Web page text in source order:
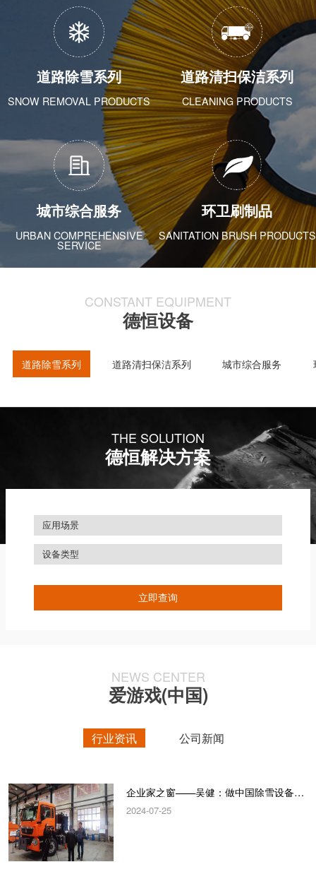
道路除雪系列
SNOW REMOVAL PRODUCTS
道路清扫保洁系列
CLEANING PRODUCTS
城市综合服务
URBAN COMPREHENSIVE
SERVICE
环卫刷制品
SANITATION BRUSH PRODUCTS
CONSTANT EQUIPMENT
德恒设备
道路除雪系列 道路清扫保洁系列 城市综合服务
THE SOLUTION
德恒解决方案
NEWS CENTER
爱游戏(中国)
行业资讯 公司新闻
企业家之窗——吴健：做中国除雪设备“领跑者”
2024-07-25